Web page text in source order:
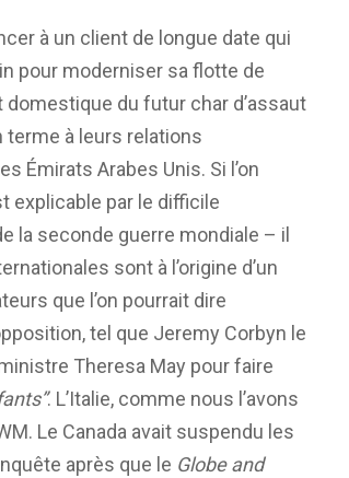
à un client de longue date qui
pour moderniser sa flotte de
domestique du futur char d’assaut
terme à leurs relations
Émirats Arabes Unis. Si l’on
explicable par le difficile
la seconde guerre mondiale – il
sont à l’origine d’un
que l’on pourrait dire
tel que Jeremy Corbyn le
Theresa May pour faire
. L’Italie, comme nous l’avons
Le Canada avait suspendu les
après que le Globe and